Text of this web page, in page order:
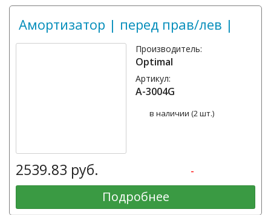
Амортизатор | перед прав/лев |
Производитель:
Optimal
Артикул:
A-3004G
в наличии (2 шт.)
2539.83 руб. -
Подробнее